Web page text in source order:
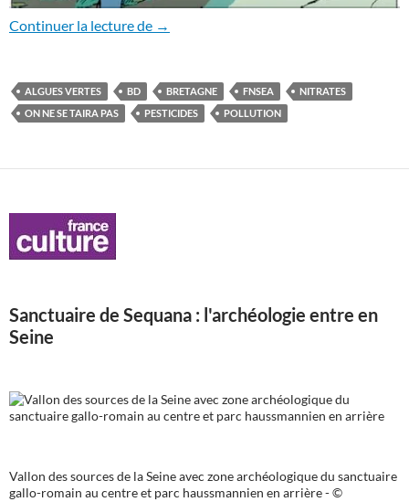
Continuer la lecture de Algues vertes – L’histoire interdite
→
ALGUES VERTES BD BRETAGNE FNSEA
NITRATES
ON NE SE TAIRA PAS
PESTICIDES POLLUTION
Sanctuaire de Sequana : l'archéologie entre en
Seine
Vallon des sources de la Seine avec zone archéologique du sanctuaire
gallo-romain au centre et parc haussmannien en arrière - ©